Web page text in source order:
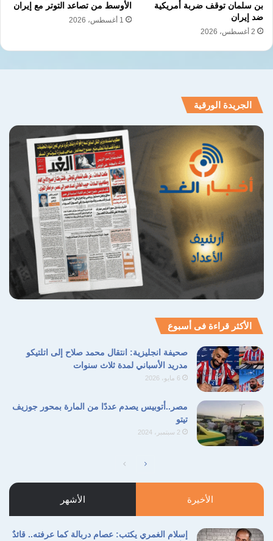
بن سلمان توقف ضربة أمريكية
ضد إيران
2 أغسطس، 2026
الأوسط من تصاعد التوتر مع إيران
1 أغسطس، 2026
الجريدة الورقية
الأكثر قراءة فى أسبوع
صحيفة انجليزية: انتقال محمد صلاح إلى اتلتيكو
مدريد الأسباني لمدة ثلاث سنوات
6 مايو، 2026
مصر..أتوبيس يصدم عددًا من المارة بمحور جوزيف
تيتو
2 سبتمبر، 2024
الصفحةالصفحة
الأخيرة الأشهر
إسلام الغمري يكتب: عصام دربالة كما عرفته.. قائدٌ